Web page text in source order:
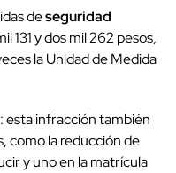
deseguridad
131 y dos mil 262 pesos,
la Unidad de Medida
esta infracción también
como la reducción de
y uno en la matrícula